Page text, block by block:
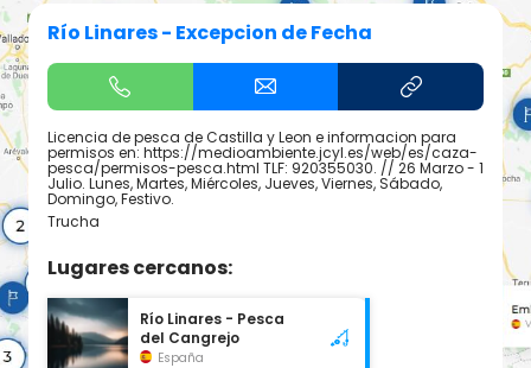
Río Linares - Excepcion de Fecha
Licencia de pesca de Castilla y Leon e informacion para
permisos en: https://medioambiente.jcyl.es/web/es/caza-
pesca/permisos-pesca.html TLF: 920355030. // 26 Marzo - 1
Julio. Lunes, Martes, Miércoles, Jueves, Viernes, Sábado,
Domingo, Festivo.
Trucha
Lugares cercanos:
Río Linares - Pesca
del Cangrejo
España